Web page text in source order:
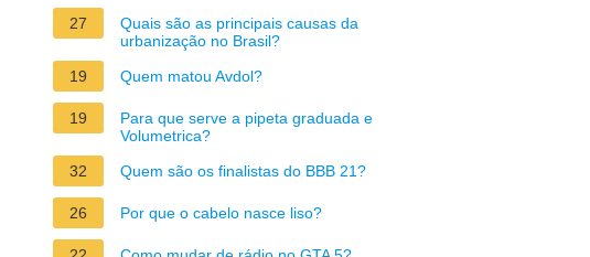
27
Quais são as principais causas da
urbanização no Brasil?
19
Quem matou Avdol?
19
Para que serve a pipeta graduada e
Volumetrica?
32
Quem são os finalistas do BBB 21?
26 Por que o cabelo nasce liso?